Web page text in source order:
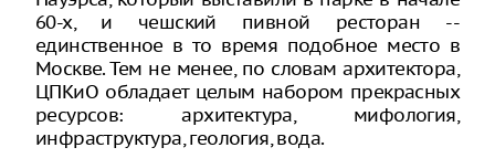
60-х, и чешский пивной ресторан --
единственное в то время подобное место в
Москве. Тем не менее, по словам архитектора,
ЦПКиО обладает целым набором прекрасных
ресурсов: архитектура, мифология,
инфраструктура, геология, вода.